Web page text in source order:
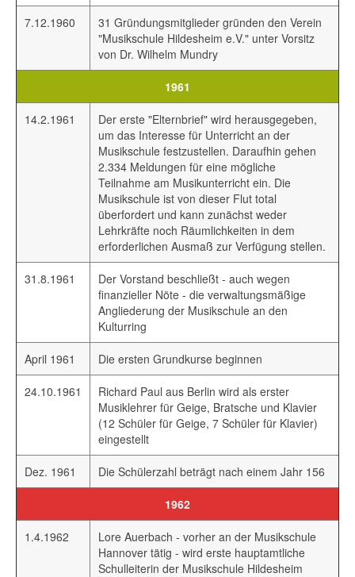
7.12.1960
31 Gründungsmitglieder gründen den Verein
"Musikschule Hildesheim e.V." unter Vorsitz
von Dr. Wilhelm Mundry
1961
14.2.1961
Der erste "Elternbrief" wird herausgegeben,
um das Interesse für Unterricht an der
Musikschule festzustellen. Daraufhin gehen
2.334 Meldungen für eine mögliche
Teilnahme am Musikunterricht ein. Die
Musikschule ist von dieser Flut total
überfordert und kann zunächst weder
Lehrkräfte noch Räumlichkeiten in dem
erforderlichen Ausmaß zur Verfügung stellen.
31.8.1961
Der Vorstand beschließt - auch wegen
finanzieller Nöte - die verwaltungsmäßige
Angliederung der Musikschule an den
Kulturring
April 1961 Die ersten Grundkurse beginnen
24.10.1961
Richard Paul aus Berlin wird als erster
Musiklehrer für Geige, Bratsche und Klavier
(12 Schüler für Geige, 7 Schüler für Klavier)
eingestellt
Dez. 1961 Die Schülerzahl beträgt nach einem Jahr 156
1962
1.4.1962
Lore Auerbach - vorher an der Musikschule
Hannover tätig - wird erste hauptamtliche
Schulleiterin der Musikschule Hildesheim